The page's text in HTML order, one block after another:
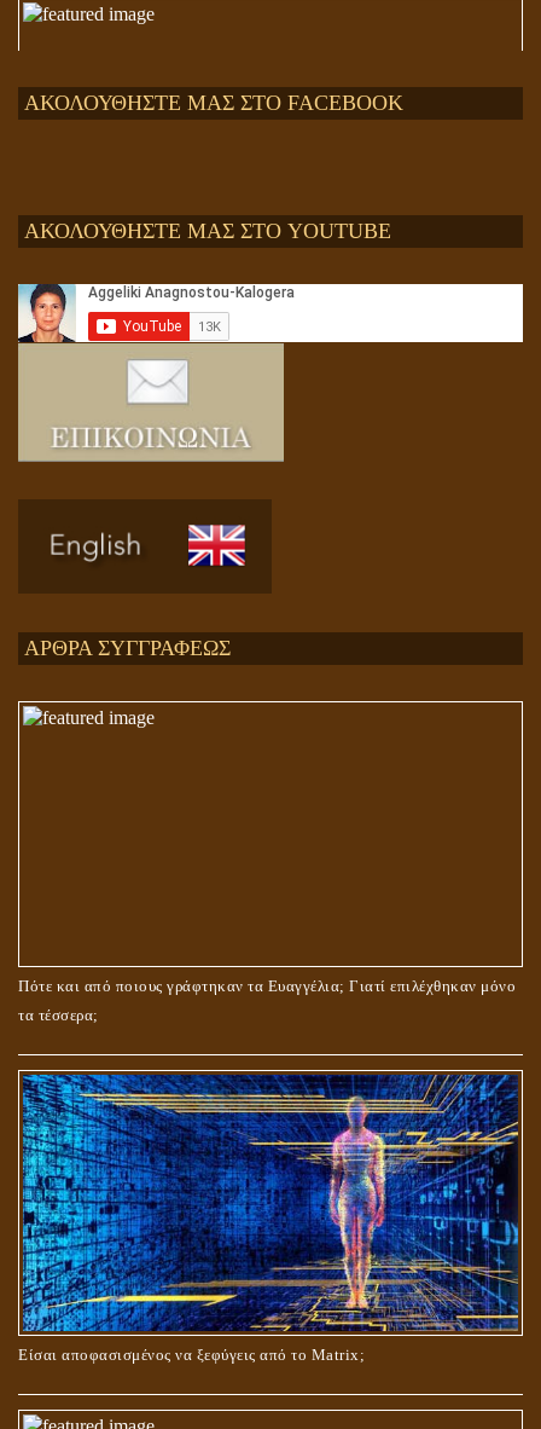
ΑΡΘΡΑ ΣΥΓΓΡΑΦΕΩΣ
Πότε και από ποιους γράφτηκαν τα Ευαγγέλια; Γιατί επιλέχθηκαν μόνο
τα τέσσερα;
Είσαι αποφασισμένος να ξεφύγεις από το Matrix;
Αληθής και επίπλαστη πνευματικότητα
ΤΟ ΣΗΜΕΙΟ ΤΟΥ ΣΤΑΥΡΟΥ
ΟΙ ΑΙΤΙΕΣ ΓΙΑ ΤΗΝ ΕΠΙΘΕΤΙΚΗ ΣΥΜΠΕΡΙΦΟΡΑ ΤΟΥ ΧΡΙΣΤΟΥ ΣΤΑ
ΝΗΠΙΑΚΑ ΤΟΥ ΧΡΟΝΙΑ
ΑΚΟΛΟΥΘΗΣΤΕ ΜΑΣ ΣΤΟ FACEBOOK
ΑΚΟΛΟΥΘΗΣΤΕ ΜΑΣ ΣΤΟ YOUTUBE